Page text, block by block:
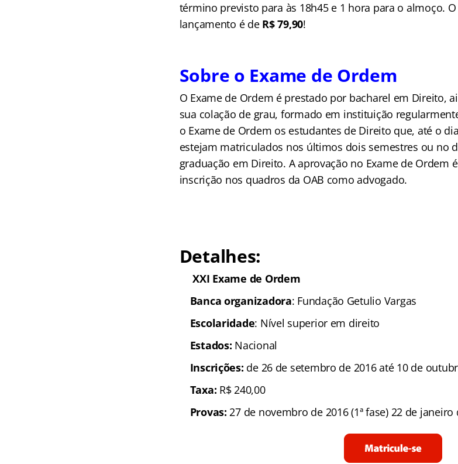
término previsto para às 18h45 e 1 hora para o almoço.
lançamento é de R$ 79,90!
Sobre o Exame de Ordem
O Exame de Ordem é prestado por bacharel em Direito,
sua colação de grau, formado em instituição
o Exame de Ordem os estudantes de Direito que, até o
estejam matriculados nos últimos dois semestres ou no
graduação em Direito. A aprovação no Exame de Ordem
inscrição nos quadros da OAB como advogado.
Detalhes:
XXI Exame de Ordem
Banca organizadora: Fundação Getulio Vargas
Escolaridade: Nível superior em direito
Estados: Nacional
Inscrições: de 26 de setembro de 2016 até 10 de
Taxa: R$ 240,00
Provas:27 de novembro de 2016 (1ª fase) 22 de janeiro